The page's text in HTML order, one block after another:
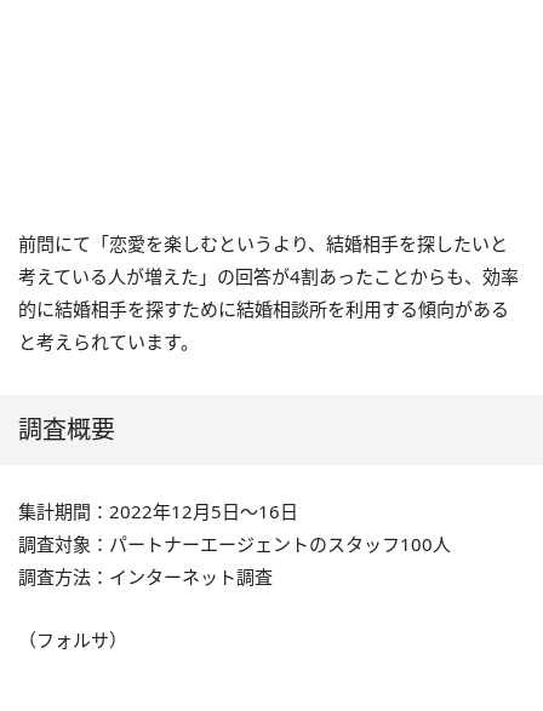
前問にて「恋愛を楽しむというより、結婚相手を探したいと
考えている人が増えた」の回答が4割あったことからも、効率
的に結婚相手を探すために結婚相談所を利用する傾向がある
と考えられています。
調査概要
集計期間：2022年12月5日～16日
調査対象：パートナーエージェントのスタッフ100人
調査方法：インターネット調査
（フォルサ）